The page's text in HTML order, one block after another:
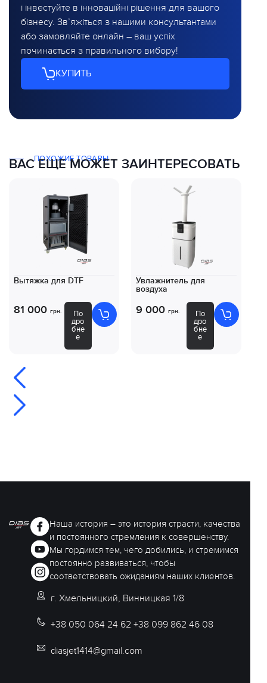
і інвестуйте в інноваційні рішення для вашого
бізнесу. Зв’яжіться з нашими консультантами
або замовляйте онлайн – ваш успіх
починається з правильного вибору!
КУПИТЬ
ПОХОЖИЕ ТОВАРЫ
ВАС ЕЩЕ МОЖЕТ ЗАИНТЕРЕСОВАТЬ
Вытяжка для DTF
81 000 грн.
По
дро
бне
е
Увлажнитель для
воздуха
9 000 грн.
По
дро
бне
е
Наша история – это история страсти, качества
и постоянного стремления к совершенству.
Мы гордимся тем, чего добились, и стремимся
постоянно развиваться, чтобы
соответствовать ожиданиям наших клиентов.
г. Хмельницкий, Винницкая 1/8
+38 050 064 24 62 +38 099 862 46 08
diasjet1414@gmail.com